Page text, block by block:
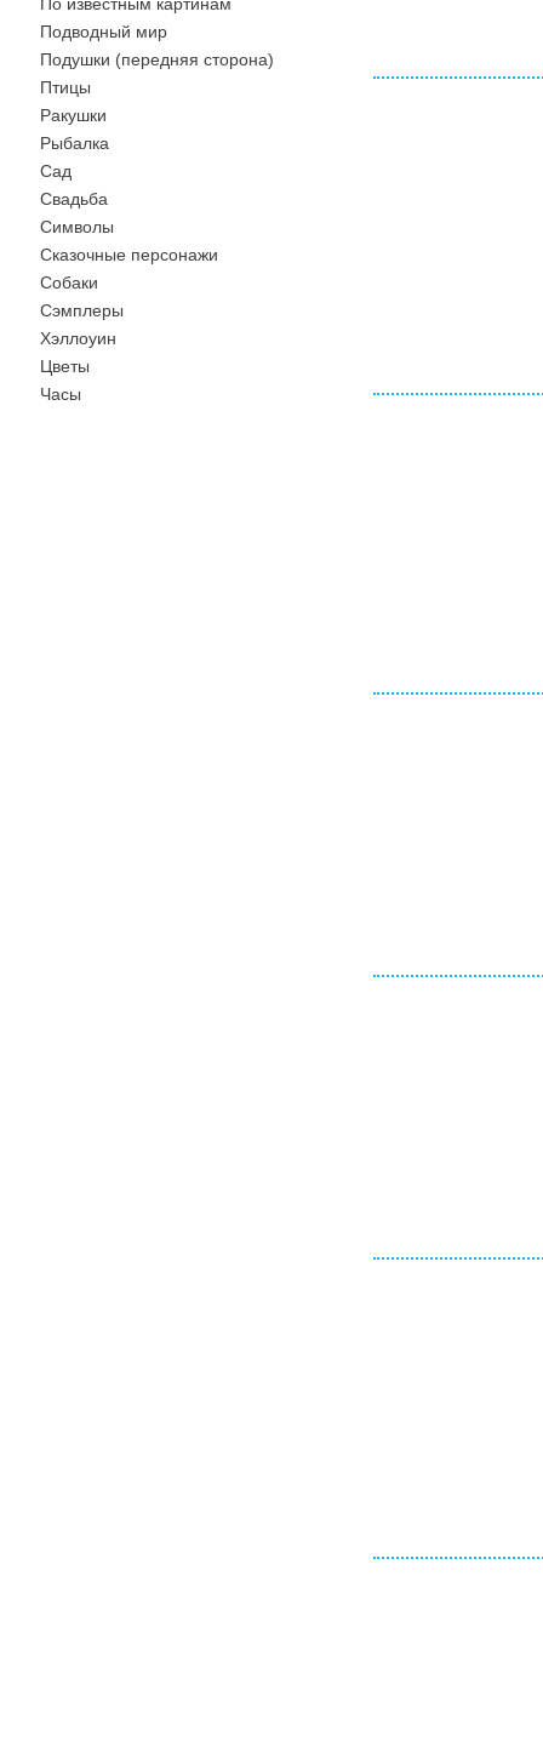
Подводный мир
Подушки (передняя сторона)
Птицы
Ракушки
Рыбалка
Сад
Свадьба
Символы
Сказочные персонажи
Собаки
Сэмплеры
Хэллоуин
Цветы
Часы